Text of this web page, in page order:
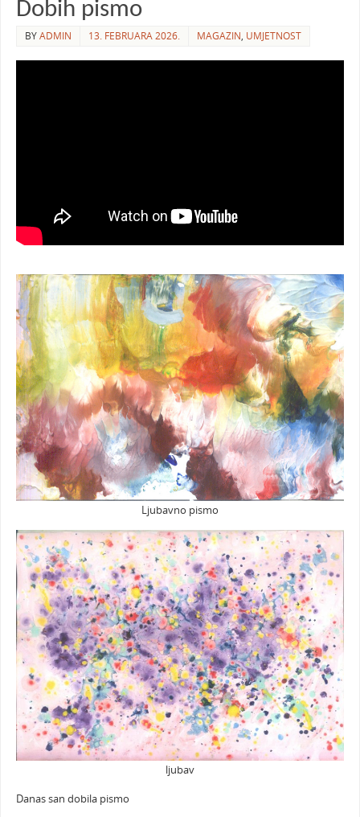
Dobih pismo
BYADMIN 13. FEBRUARA 2026. MAGAZIN, UMJETNOST
Ljubavno pismo
ljubav
Danas san dobila pismo